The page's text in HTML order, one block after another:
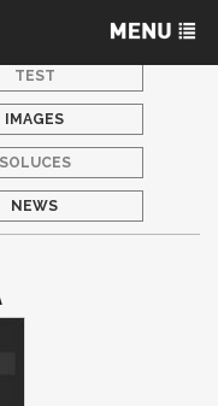
TEST
IMAGES
SOLUCES
NEWS